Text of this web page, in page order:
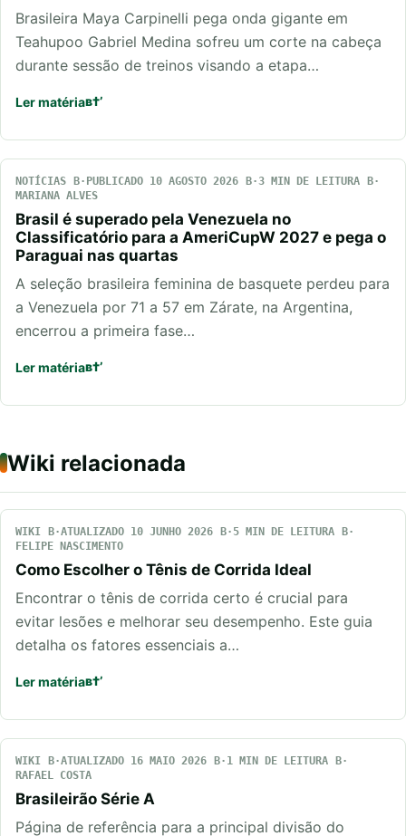
Brasileira Maya Carpinelli pega onda gigante em
Teahupoo Gabriel Medina sofreu um corte na cabeça
durante sessão de treinos visando a etapa…
Ler matéria
NOTÍCIAS PUBLICADO 10 AGOSTO 2026
3 MIN DE LEITURA
MARIANA ALVES
Brasil é superado pela Venezuela no
Classificatório para a AmeriCupW 2027 e pega o
Paraguai nas quartas
A seleção brasileira feminina de basquete perdeu para
a Venezuela por 71 a 57 em Zárate, na Argentina,
encerrou a primeira fase…
Ler matéria
Wiki relacionada
WIKI ATUALIZADO 10 JUNHO 2026
5 MIN DE LEITURA
FELIPE NASCIMENTO
Como Escolher o Tênis de Corrida Ideal
Encontrar o tênis de corrida certo é crucial para
evitar lesões e melhorar seu desempenho. Este guia
detalha os fatores essenciais a…
Ler matéria
WIKI ATUALIZADO 16 MAIO 2026
1 MIN DE LEITURA
RAFAEL COSTA
Brasileirão Série A
Página de referência para a principal divisão do